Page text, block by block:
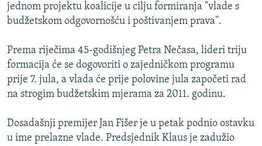
MOJA EVROPA
SVE KARTE DEJTONA
NASTANAK I RASPAD JUGOSLAVIJE
jednom projektu koalicije u cilju formiranja "vlade s
budžetskom odgovornošću i poštivanjem prava".
Prema riječima 45-godišnjeg Petra Nečasa, lideri triju
formacija će se dogovoriti o zajedničkom programu
prije 7. jula, a vlada će prije polovine jula započeti rad
na strogim budžetskim mjerama za 2011. godinu.
Dosadašnji premijer Jan Fišer je u petak podnio ostavku
u ime prelazne vlade. Predsjednik Klaus je zadužio